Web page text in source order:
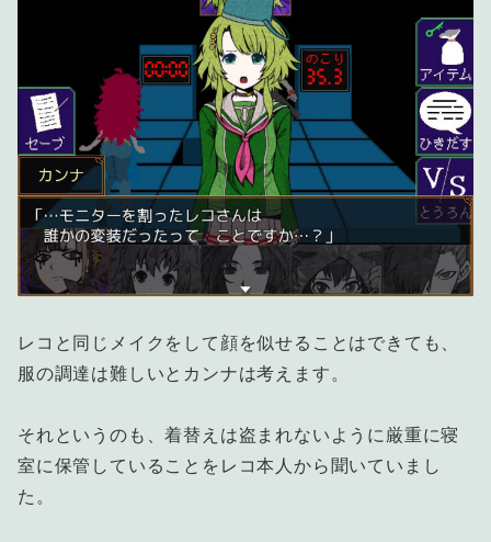
レコと同じメイクをして顔を似せることはできても、
服の調達は難しいとカンナは考えます。
それというのも、着替えは盗まれないように厳重に寝
室に保管していることをレコ本人から聞いていまし
た。